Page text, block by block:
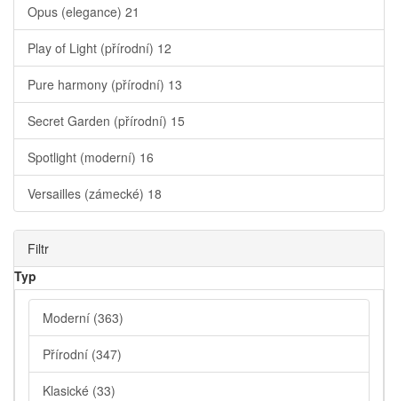
Opus (elegance) 21
Play of Light (přírodní) 12
Pure harmony (přírodní) 13
Secret Garden (přírodní) 15
Spotlight (moderní) 16
Versailles (zámecké) 18
Filtr
Typ
Moderní (363)
Přírodní (347)
Klasické (33)